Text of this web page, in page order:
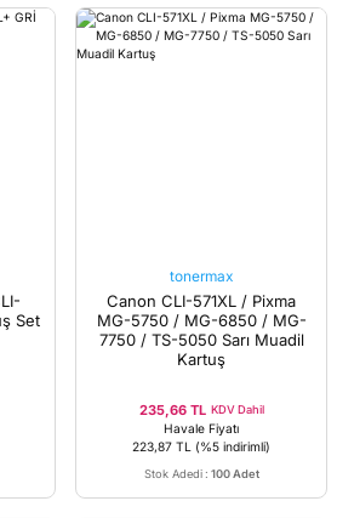
Set
tonermax
Canon CLI-571XL / Pixma
MG-5750 / MG-6850 / MG-
7750 / TS-5050 Sarı Muadil
Kartuş
235,66 TL KDV Dahil
Havale Fiyatı
223,87 TL (%5 indirimli)
Stok Adedi : 100 Adet